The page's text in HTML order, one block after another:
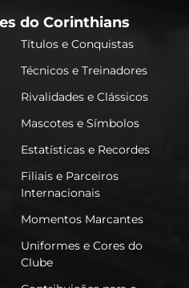
do Corinthians
Títulos e Conquistas
Técnicos e Treinadores
Rivalidades e Clássicos
Mascotes e Símbolos
Estatísticas e Recordes
Filiais e Parceiros
Internacionais
Momentos Marcantes
Uniformes e Cores do
Clube